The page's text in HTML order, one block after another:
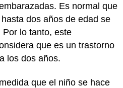
Es normal que
dos años de edad se
Por lo tanto, este
que es un trastorno
los dos años.
que el niño se hace